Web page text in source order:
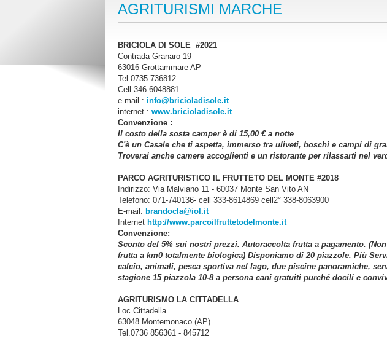
AGRITURISMI MARCHE
BRICIOLA DI SOLE #2021
Contrada Granaro 19
63016 Grottammare AP
Tel 0735 736812
Cell 346 6048881
e-mail : info@bricioladisole.it
internet : www.bricioladisole.it
Convenzione :
Il costo della sosta camper è di 15,00 € a notte
C'è un Casale che ti aspetta, immerso tra uliveti, boschi e campi di
Troverai anche camere accoglienti e un ristorante per rilassarti nel
PARCO AGRITURISTICO IL FRUTTETO DEL MONTE #2018
Indirizzo: Via Malviano 11 - 60037 Monte San Vito AN
Telefono: 071-740136- cell 333-8614869 cell2° 338-8063900
E-mail: brandocla@iol.it
Internet http://www.parcoilfruttetodelmonte.it
Convenzione:
Sconto del 5% sui nostri prezzi. Autoraccolta frutta a pagamento.
frutta a km0 totalmente biologica) Disponiamo di 20 piazzole. Più
calcio, animali, pesca sportiva nel lago, due piscine panoramiche,
stagione 15 piazzola 10-8 a persona cani gratuiti purché docili e
AGRITURISMO LA CITTADELLA
Loc.Cittadella
63048 Montemonaco (AP)
Tel.0736 856361 - 845712